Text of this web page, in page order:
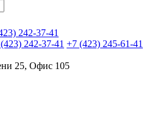
242-37-41
242-37-41 +7 (423) 245-61-41
25, Офис 105